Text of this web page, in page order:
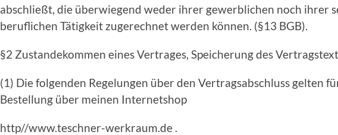
abschließt, die überwiegend weder ihrer gewerblichen noch ihrer
beruflichen Tätigkeit zugerechnet werden können. (§13 BGB).
§2 Zustandekommen eines Vertrages, Speicherung des
(1) Die folgenden Regelungen über den Vertragsabschluss gelten
Bestellung über meinen Internetshop
http//www.teschner-werkraum.de .